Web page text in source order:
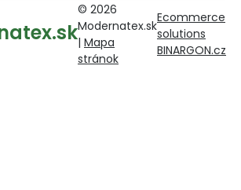
© 2026
Modernatex.sk
| Mapa
stránok
Ecommerce
solutions
BINARGON.cz